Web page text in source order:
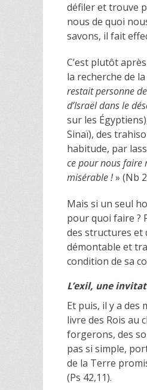
défiler et trouve
nous de quoi
savons, il fait
C’est plutôt
la recherche de
restait personne
d’Israël dans le
sur les
Sinaï), des
habitude, par
ce pour nous faire
misérable !» (Nb
Mais si un seul
pour quoi faire ?
des structures et
démontable et
condition de sa
L’exil, une
Et puis, il y a des
livre des Rois au
forgerons, des
pas si simple,
de la Terre
(Ps 42,11).